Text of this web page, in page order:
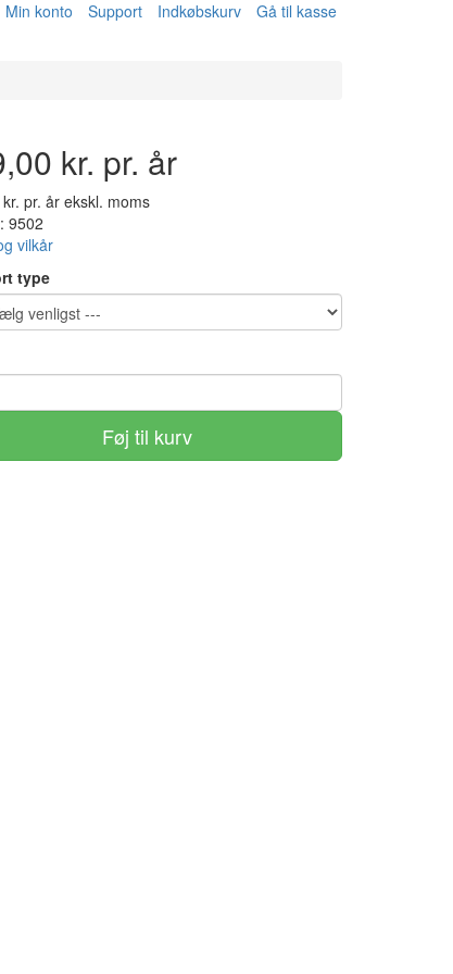
Min konto Support Indkøbskurv Gå til kasse
kr. pr. år
pr. år ekskl. moms
9502
vilkår
type
Føj til kurv